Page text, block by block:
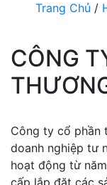
Trang Chủ /
CÔNG
Công ty cổ phần
doanh nghiệp tư
hoạt động từ
cấp lắp đặt các